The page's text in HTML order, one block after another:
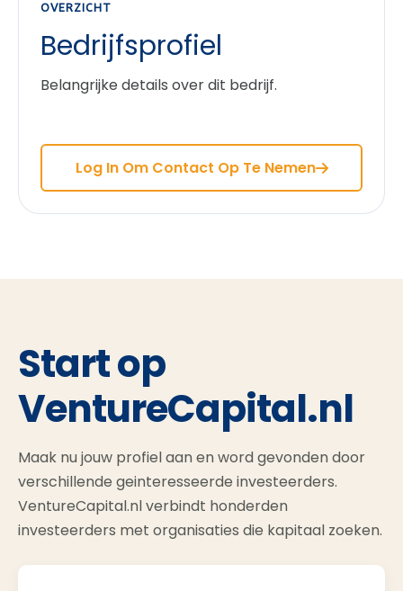
OVERZICHT
Bedrijfsprofiel
Belangrijke details over dit bedrijf.
Log In Om Contact Op Te Nemen
Start op
VentureCapital.nl
Maak nu jouw profiel aan en word gevonden door
verschillende geinteresseerde investeerders.
VentureCapital.nl verbindt honderden
investeerders met organisaties die kapitaal zoeken.